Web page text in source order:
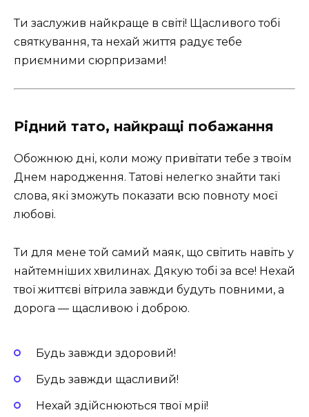
Ти заслужив найкраще в світі! Щасливого тобі
святкування, та нехай життя радує тебе
приємними сюрпризами!
Рідний тато, найкращі побажання
Обожнюю дні, коли можу привітати тебе з твоїм
Днем народження. Татові нелегко знайти такі
слова, які зможуть показати всю повноту моєї
любові.
Ти для мене той самий маяк, що світить навіть у
найтемніших хвилинах. Дякую тобі за все! Нехай
твої життєві вітрила завжди будуть повними, а
дорога — щасливою і доброю.
Будь завжди здоровий!
Будь завжди щасливий!
Нехай здійснюються твої мрії!